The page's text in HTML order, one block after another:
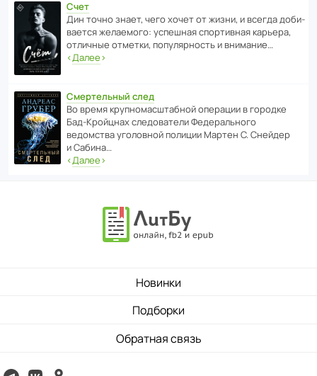
Счет
Дин точно знает, чего хочет от жизни, и всегда доби­
ва­ется жела­е­мого: успе­шная спор­ти­вная карьера,
отли­чные отметки, попу­ля­р­ность и внимание…
‹Далее›
Смертельный след
Во время круп­но­мас­ш­та­бной операции в городке
Бад‑Крой­цнах следо­ва­тели Феде­раль­ного
ведомства уголо­вной полиции Мартен С. Снейдер
и Сабина…
‹Далее›
Новинки
Подборки
Обратная связь